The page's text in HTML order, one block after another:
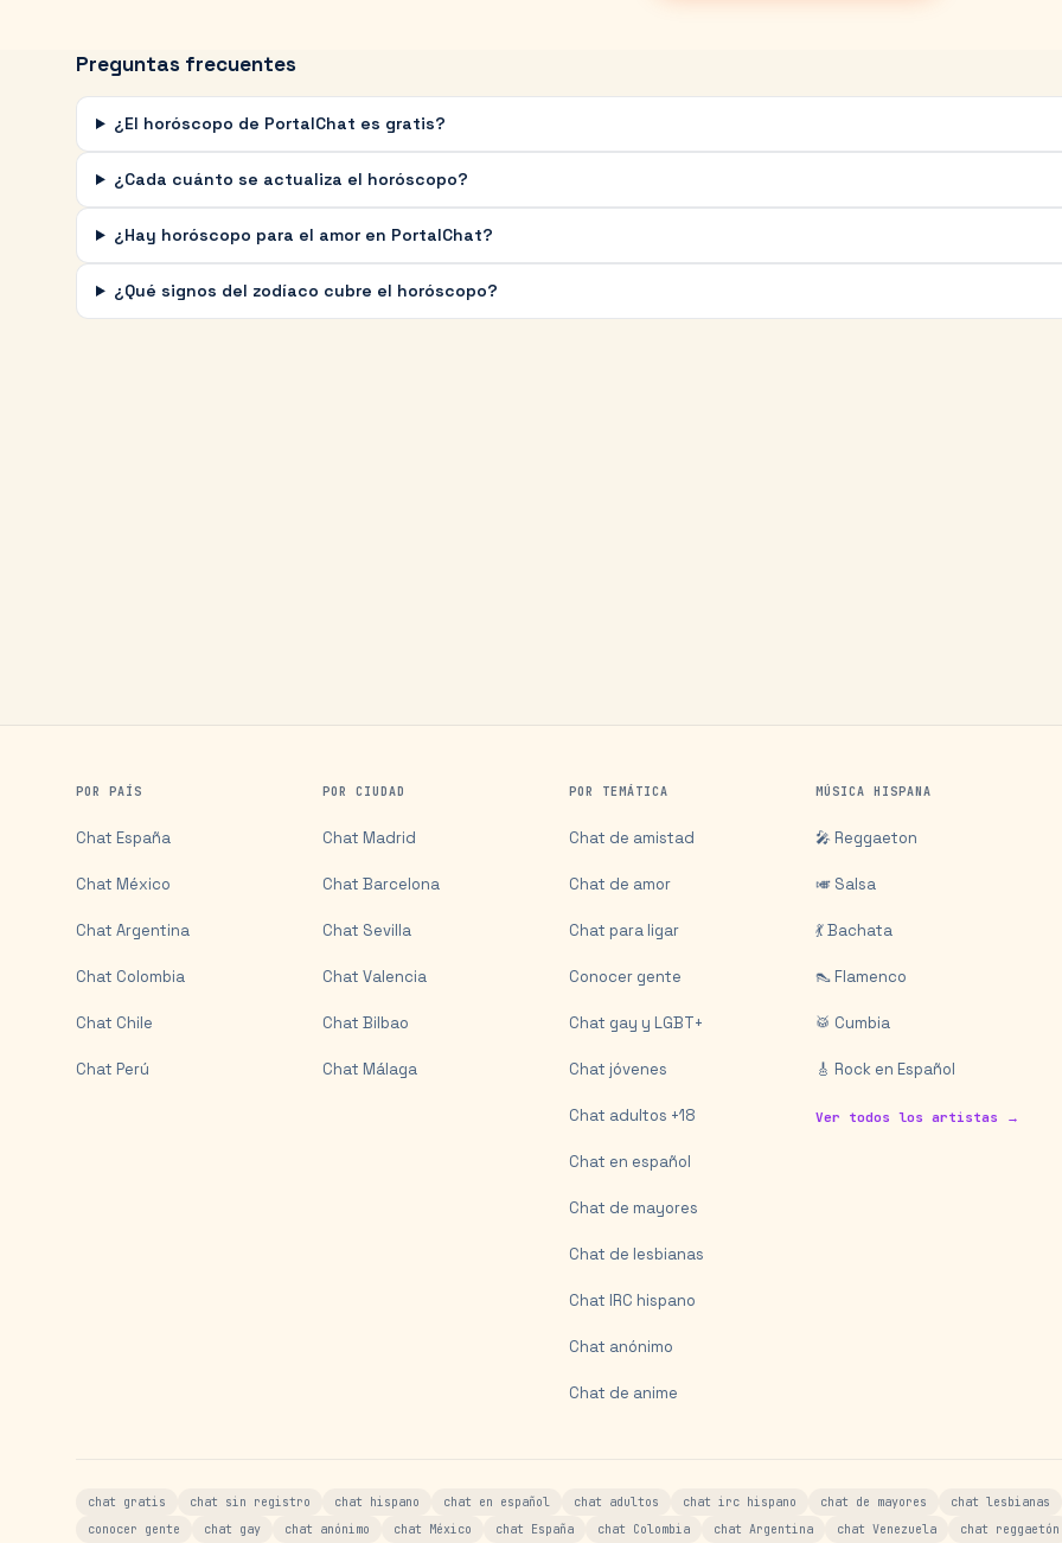
Preguntas frecuentes
¿El horóscopo de PortalChat es gratis?
¿Cada cuánto se actualiza el horóscopo?
¿Hay horóscopo para el amor en PortalChat?
¿Qué signos del zodíaco cubre el horóscopo?
POR PAÍS
Chat España
Chat México
Chat Argentina
Chat Colombia
Chat Chile
Chat Perú
POR CIUDAD
Chat Madrid
Chat Barcelona
Chat Sevilla
Chat Valencia
Chat Bilbao
Chat Málaga
POR TEMÁTICA
Chat de amistad
Chat de amor
Chat para ligar
Conocer gente
Chat gay y LGBT+
Chat jóvenes
Chat adultos +18
Chat en español
Chat de mayores
Chat de lesbianas
Chat IRC hispano
Chat anónimo
Chat de anime
MÚSICA HISPANA
🎤 Reggaeton
🎺 Salsa
💃 Bachata
👠 Flamenco
🥁 Cumbia
🎸 Rock en Español
Ver todos los artistas →
chat gratis chat sin registro chat hispano chat en español chat adultos chat irc hispano chat de mayores
chat lesbianas
conocer gente
chat gay chat anónimo chat México chat España chat Colombia chat Argentina chat Venezuela chat reggaetón